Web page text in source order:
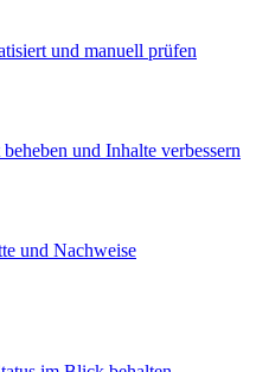
und manuell prüfen
und Inhalte verbessern
und Nachweise